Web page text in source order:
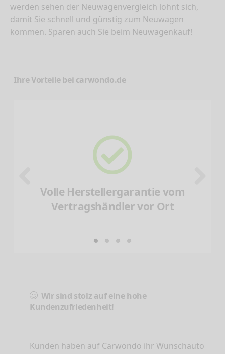
werden sehen der Neuwagenvergleich lohnt sich,
damit Sie schnell und günstig zum Neuwagen
kommen. Sparen auch Sie beim Neuwagenkauf!
Ihre Vorteile bei carwondo.de
Volle Herstellergarantie vom
Vertragshändler vor Ort
Wir sind stolz auf eine hohe
Kundenzufriedenheit!
Kunden haben auf Carwondo ihr Wunschauto